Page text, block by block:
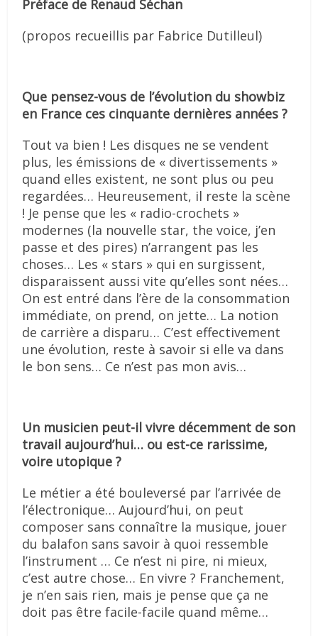
Préface de Renaud Séchan
(propos recueillis par Fabrice Dutilleul)
Que pensez-vous de l’évolution du showbiz
en France ces cinquante dernières années ?
Tout va bien ! Les disques ne se vendent
plus, les émissions de « divertissements »
quand elles existent, ne sont plus ou peu
regardées… Heureusement, il reste la scène
! Je pense que les « radio-crochets »
modernes (la nouvelle star, the voice, j’en
passe et des pires) n’arrangent pas les
choses… Les « stars » qui en surgissent,
disparaissent aussi vite qu’elles sont nées…
On est entré dans l’ère de la consommation
immédiate, on prend, on jette… La notion
de carrière a disparu… C’est effectivement
une évolution, reste à savoir si elle va dans
le bon sens… Ce n’est pas mon avis…
Un musicien peut-il vivre décemment de son
travail aujourd’hui… ou est-ce rarissime,
voire utopique ?
Le métier a été bouleversé par l’arrivée de
l’électronique… Aujourd’hui, on peut
composer sans connaître la musique, jouer
du balafon sans savoir à quoi ressemble
l’instrument … Ce n’est ni pire, ni mieux,
c’est autre chose… En vivre ? Franchement,
je n’en sais rien, mais je pense que ça ne
doit pas être facile-facile quand même…